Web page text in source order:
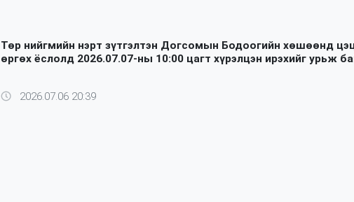
Төр нийгмийн нэрт зүтгэлтэн Догсомын Бодоогийн хөшөөнд
өргөх ёслолд 2026.07.07-ны 10:00 цагт хүрэлцэн ирэхийг урьж
2026.07.06 20:39